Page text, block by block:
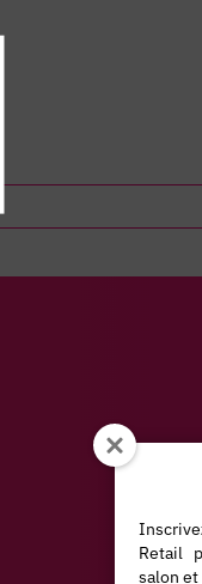
Retail
salon